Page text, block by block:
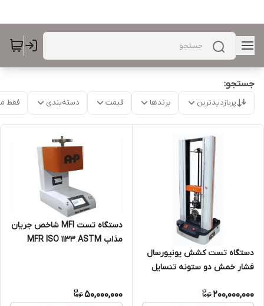
جستجو:
پربازدیدترین برندها قیمت دسته‌بندی فقط
دستگاه تست کشش یونیورسال
فشار خمش دو ستونه تنسایل
tensile
200,000,000
دستگاه تست MFI شاخص جریان
مذاب MFR ISO 1133 ASTM
50,000,000